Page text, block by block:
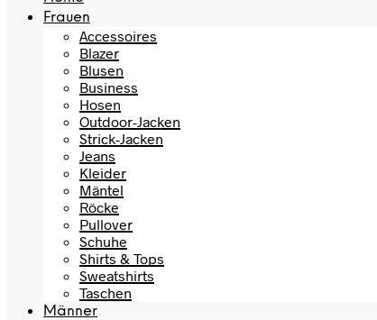
Frauen
Accessoires
Blazer
Blusen
Business
Hosen
Outdoor-Jacken
Strick-Jacken
Jeans
Kleider
Mäntel
Röcke
Pullover
Schuhe
Shirts & Tops
Sweatshirts
Taschen
Männer